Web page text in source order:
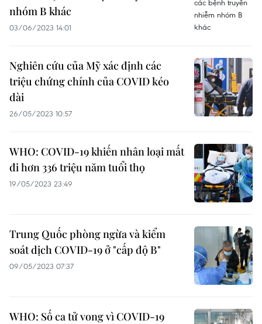
nhóm B khác
03/06/2023 14:01
Nghiên cứu của Mỹ xác định các
triệu chứng chính của COVID kéo
dài
26/05/2023 10:57
WHO: COVID-19 khiến nhân loại mất
đi hơn 336 triệu năm tuổi thọ
19/05/2023 23:49
Trung Quốc phòng ngừa và kiểm
soát dịch COVID-19 ở "cấp độ B"
09/05/2023 07:37
WHO: Số ca tử vong vì COVID-19